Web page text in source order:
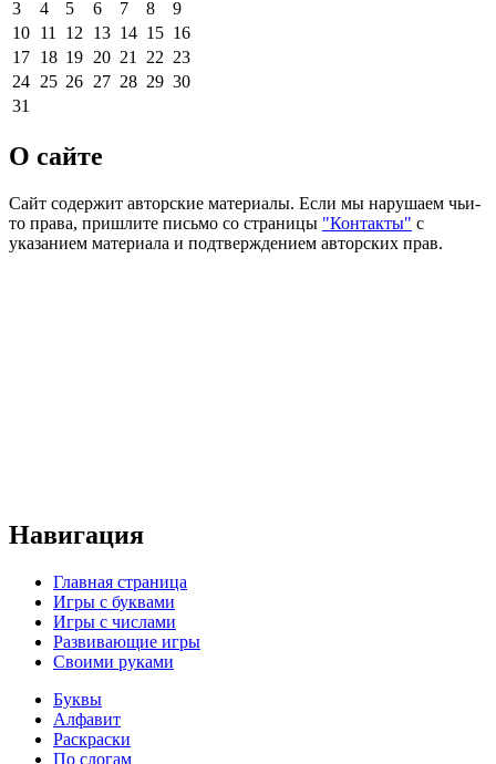
3
4 5 6 7 8
9
10 11 12 13 14 15 16
17 18 19 20 21 22 23
24 25 26 27 28 29 30
31
О сайте
Сайт содержит авторские материалы. Если мы нарушаем чьи-
то права, пришлите письмо со страницы "Контакты" с
указанием материала и подтверждением авторских прав.
Навигация
Главная страница
Игры с буквами
Игры с числами
Развивающие игры
Своими руками
Буквы
Алфавит
Раскраски
По слогам